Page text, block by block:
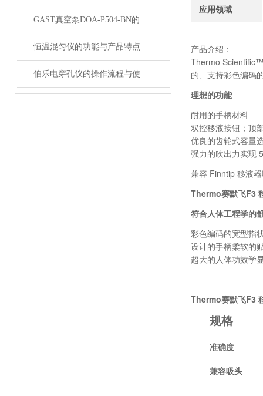
GAST真空泵DOA-P504-BN的节能特性与环保优势概述
恒温混匀仪的功能与产品特点包含哪些
伯乐电穿孔仪的操作流程与使用注意事项
应用领域
产品介绍：
Thermo
的、支持彩色编码
理想的功能
耐用的手柄材料
双控移液按钮；顶
优良的齿轮式容量
强力的吹出力实现
兼容 Finntip 移液
Thermo赛默飞F3
符合人体工程学的
彩色编码的宽型指
设计的手柄柔软的
超大的人体功效学
Thermo赛默飞F3
规格
准确度
兼容吸头